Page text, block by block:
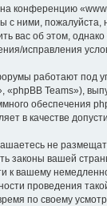
конференцию
с ними,
вас об этом,
исправления
работают под
«phpBB Teams»),
обеспечения
в качестве
не
законы вашей
к вашему
проведения
по своему